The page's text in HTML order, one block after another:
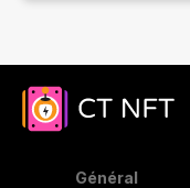
Général